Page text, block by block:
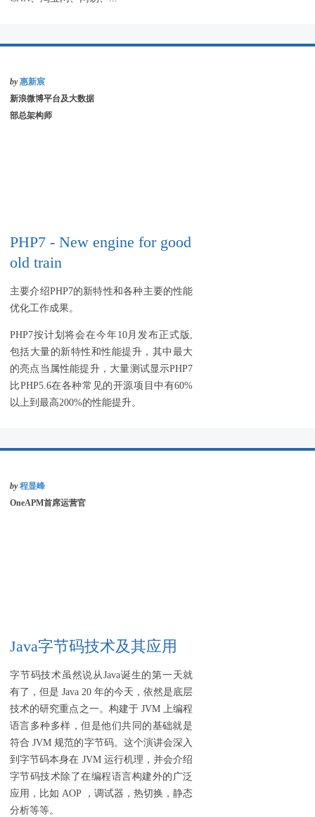
by 惠新宸
新浪微博平台及大数据
部总架构师
PHP7 - New engine for good
old train
主要介绍PHP7的新特性和各种主要的性能
优化工作成果。
PHP7按计划将会在今年10月发布正式版,
包括大量的新特性和性能提升，其中最大
的亮点当属性能提升，大量测试显示PHP7
比PHP5.6在各种常见的开源项目中有60%
以上到最高200%的性能提升。
by 程显峰
OneAPM首席运营官
Java字节码技术及其应用
字节码技术虽然说从Java诞生的第一天就
有了，但是 Java 20 年的今天，依然是底层
技术的研究重点之一。 构建于 JVM 上编程
语言多种多样，但是他们共同的基础就是
符合 JVM 规范的字节码。 这个演讲会深入
到字节码本身在 JVM 运行机理， 并会介绍
字节码技术除了在编程语言构建外的广泛
应用， 比如 AOP ，调试器，热切换，静态
分析等等。